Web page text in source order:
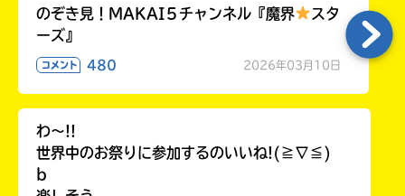
のぞき見！MAKAI５チャンネル『魔界
スタ
ーズ』
コメント 480 2026年03月10日
わ〜!!
世界中のお祭りに参加するのいいね!(≧∇≦)
b